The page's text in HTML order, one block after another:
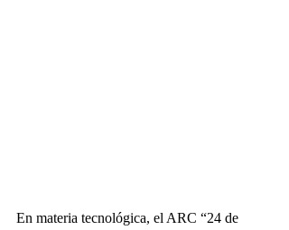
En materia tecnológica, el ARC “24 de